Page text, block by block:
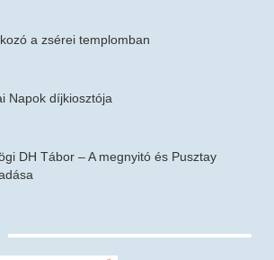
a zsérei templomban
Napok díjkiosztója
DH Tábor – A megnyitó és Pusztay